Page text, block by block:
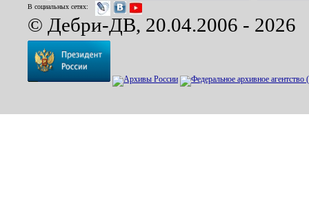
В социальных сетях:
© Дебри-ДВ, 20.04.2006 - 2026